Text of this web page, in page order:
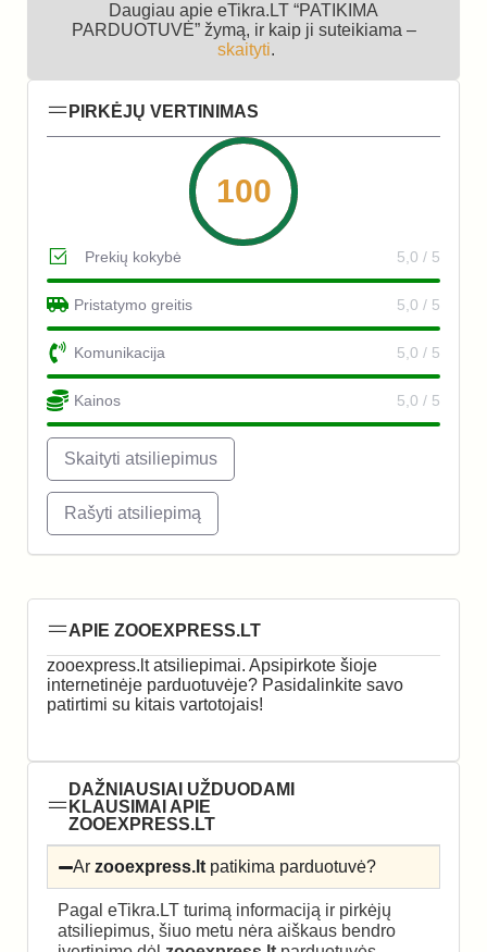
Daugiau apie eTikra.LT “PATIKIMA
PARDUOTUVĖ” žymą, ir kaip ji suteikiama –
skaityti.
PIRKĖJŲ VERTINIMAS
100
Prekių kokybė 5,0 / 5
Pristatymo greitis 5,0 / 5
Komunikacija 5,0 / 5
Kainos 5,0 / 5
Skaityti atsiliepimus
Rašyti atsiliepimą
APIE ZOOEXPRESS.LT
zooexpress.lt atsiliepimai. Apsipirkote šioje
internetinėje parduotuvėje? Pasidalinkite savo
patirtimi su kitais vartotojais!
DAŽNIAUSIAI UŽDUODAMI
KLAUSIMAI APIE
ZOOEXPRESS.LT
Arzooexpress.lt patikima parduotuvė?
Pagal eTikra.LT turimą informaciją ir pirkėjų
atsiliepimus, šiuo metu nėra aiškaus bendro